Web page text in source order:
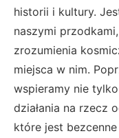
historii i kultury.
naszymi
zrozumienia
miejsca w nim.
wspieramy nie
działania na rzecz
które jest